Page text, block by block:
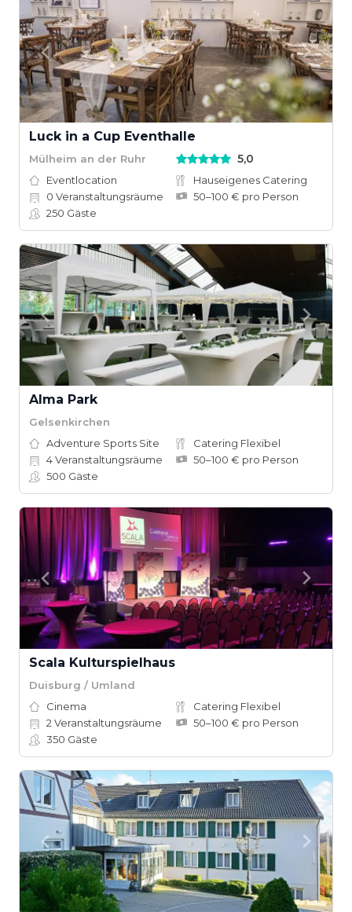
Luck in a Cup Eventhalle
Mülheim an der Ruhr 5,0
Eventlocation
Hauseigenes Catering
0 Veranstaltungsräume
50–100 € pro Person
250 Gäste
Alma Park
Gelsenkirchen
Adventure Sports Site
Catering Flexibel
4Veranstaltungsräume
50–100 € pro Person
500 Gäste
Scala Kulturspielhaus
Duisburg / Umland
Cinema
Catering Flexibel
2 Veranstaltungsräume
50–100 € pro Person
350 Gäste